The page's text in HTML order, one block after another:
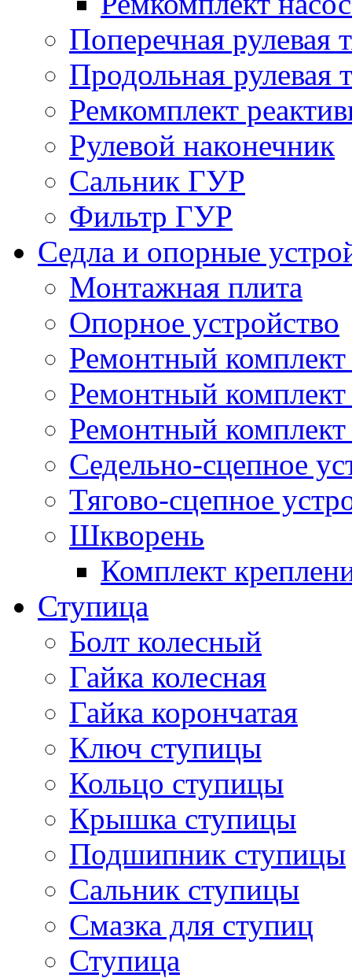
Поперечная рулевая
Продольная рулевая
Ремкомплект
Рулевой наконечник
Сальник ГУР
Фильтр ГУР
Седла и опорные
Монтажная плита
Опорное устройство
Ремонтный комплект
Ремонтный
Ремонтный комплект
Седельно-сцепное
Тягово-сцепное
Шкворень
Комплект
Ступица
Болт колесный
Гайка колесная
Гайка корончатая
Ключ ступицы
Кольцо ступицы
Крышка ступицы
Подшипник ступицы
Сальник ступицы
Смазка для ступиц
Ступица